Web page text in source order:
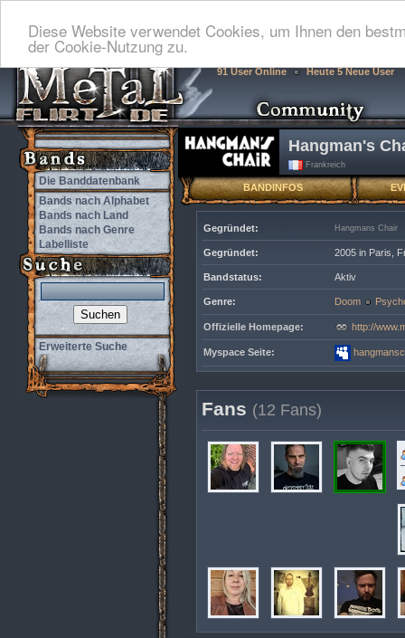
Diese Website verwendet Cookies, um Ihnen den
der Cookie-Nutzung zu.
91 User Online Heute 5 Neue User
Die Banddatenbank
Bands nach Alphabet
Bands nach Land
Bands nach Genre
Labelliste
Erweiterte Suche
Hangman's
Frankreich
BANDINFOS
Gegründet: Hangmans Chair
Gegründet: 2005 in Paris,
Bandstatus: Aktiv
Genre: Doom
Offizielle Homepage: http://
Myspace Seite:
Fans (12 Fans)